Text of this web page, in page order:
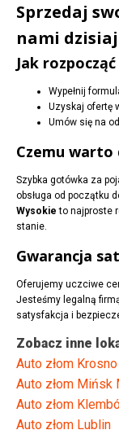
Sprzedaj
nami dzisiaj
Jak
Wypełnij
Uzyskaj ofertę
Umów się na
Czemu warto
Szybka gotówka za
obsługa od początku
Wysokie to najproste
stanie.
Gwarancja
Oferujemy uczciwe
Jesteśmy legalną
satysfakcja i
Zobacz inne
Auto złom Krosno
Auto złom Mińsk
Auto złom
Auto złom Lublin